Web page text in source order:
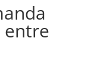
entre